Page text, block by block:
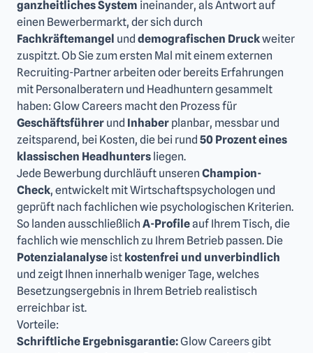
ganzheitliches System ineinander, als Antwort auf
einen Bewerbermarkt, der sich durch
Fachkräftemangel und demografischen Druckweiter
zuspitzt. Ob Sie zum ersten Mal mit einem externen
Recruiting-Partner arbeiten oder bereits Erfahrungen
mit Personalberatern und Headhuntern gesammelt
haben: Glow Careers macht den Prozess für
Geschäftsführer und Inhaber planbar, messbar und
zeitsparend, bei Kosten, die bei rund 50 Prozent eines
klassischen Headhunters liegen.
Jede Bewerbung durchläuft unseren Champion-
Check, entwickelt mit Wirtschaftspsychologen und
geprüft nach fachlichen wie psychologischen Kriterien.
So landen ausschließlich A-Profileauf Ihrem Tisch, die
fachlich wie menschlich zu Ihrem Betrieb passen. Die
Potenzialanalyse ist kostenfrei und unverbindlich
und zeigt Ihnen innerhalb weniger Tage, welches
Besetzungsergebnis in Ihrem Betrieb realistisch
erreichbar ist.
Vorteile:
Schriftliche Ergebnisgarantie:Glow Careers gibt